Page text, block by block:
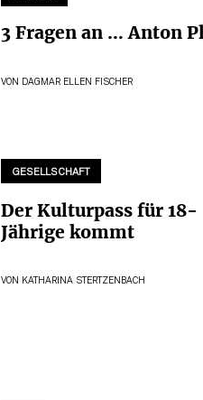
3 Fragen an … Anton
VON DAGMAR ELLEN FISCHER
GESELLSCHAFT
Der Kulturpass für 18-
Jährige kommt
VON KATHARINA STERTZENBACH